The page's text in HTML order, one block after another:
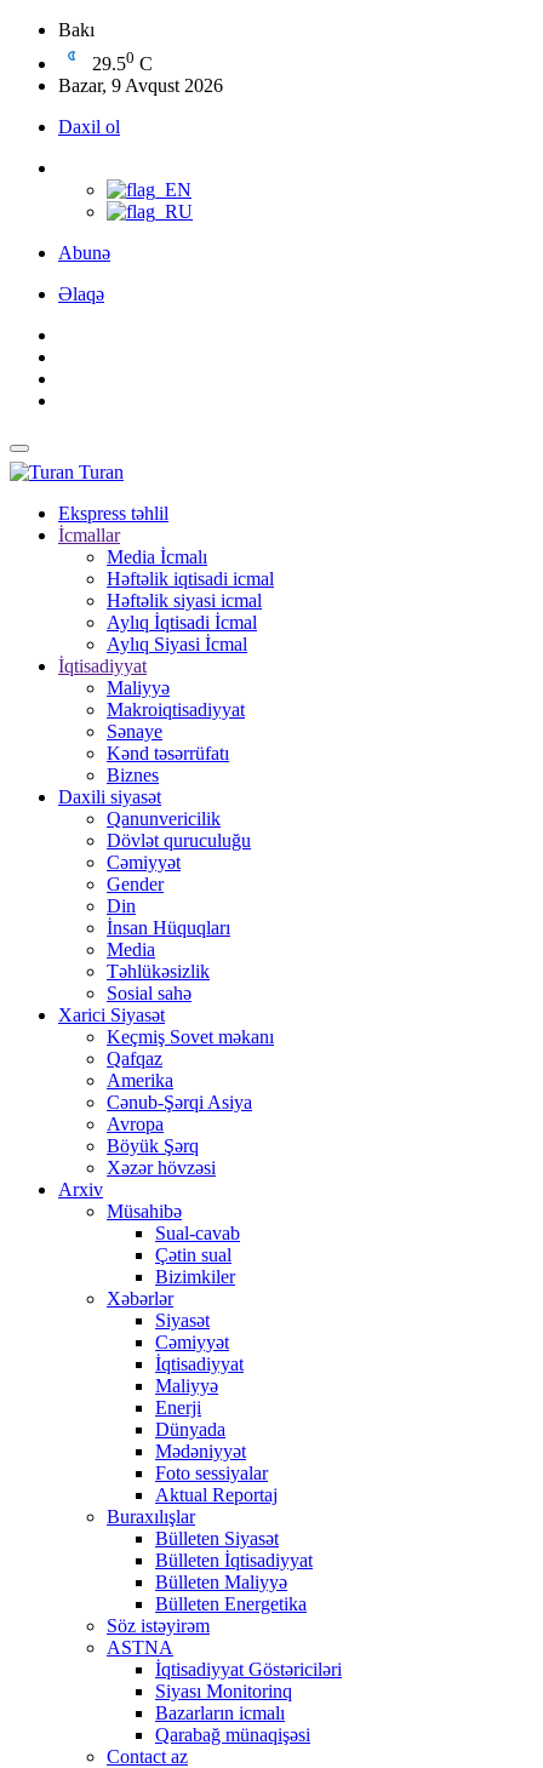
Bakı
29.50 C
Bazar, 9 Avqust 2026
Daxil ol
Abunə
Əlaqə
Turan
Ekspress təhlil
İcmallar
Media İcmalı
Həftəlik iqtisadi icmal
Həftəlik siyasi icmal
Aylıq İqtisadi İcmal
Aylıq Siyasi İcmal
İqtisadiyyat
Maliyyə
Makroiqtisadiyyat
Sənaye
Kənd təsərrüfatı
Biznes
Daxili siyasət
Qanunvericilik
Dövlət quruculuğu
Cəmiyyət
Gender
Din
İnsan Hüquqları
Media
Təhlükəsizlik
Sosial sahə
Xarici Siyasət
Keçmiş Sovet məkanı
Qafqaz
Amerika
Cənub-Şərqi Asiya
Avropa
Böyük Şərq
Xəzər hövzəsi
Arxiv
Müsahibə
Sual-cavab
Çətin sual
Bizimkiler
Xəbərlər
Siyasət
Cəmiyyət
İqtisadiyyat
Maliyyə
Enerji
Dünyada
Mədəniyyət
Foto sessiyalar
Aktual Reportaj
Buraxılışlar
Bülleten Siyasət
Bülleten İqtisadiyyat
Bülleten Maliyyə
Bülleten Energetika
Söz istəyirəm
ASTNA
İqtisadiyyat Göstəriciləri
Siyası Monitorinq
Bazarların icmalı
Qarabağ münaqişəsi
Contact az